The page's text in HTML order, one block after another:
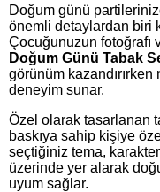
Doğum günü
önemli detaylardan biri
Çocuğunuzun fotoğrafı
Doğum Günü Tabak
görünüm
deneyim sunar.
Özel olarak tasarlanan
baskıya sahip kişiye
seçtiğiniz tema,
üzerinde yer alarak
uyum sağlar.